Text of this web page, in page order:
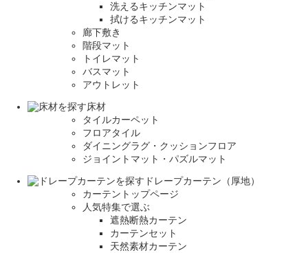
洗えるキッチンマット
拭けるキッチンマット
廊下敷き
階段マット
トイレマット
バスマット
アウトレット
床材
タイルカーペット
フロアタイル
ダイニングラグ・クッションフロア
ジョイントマット・パズルマット
ドレープカーテン（厚地）
カーテントップページ
人気特集で選ぶ
遮熱断熱カーテン
カーテンセット
天然素材カーテン